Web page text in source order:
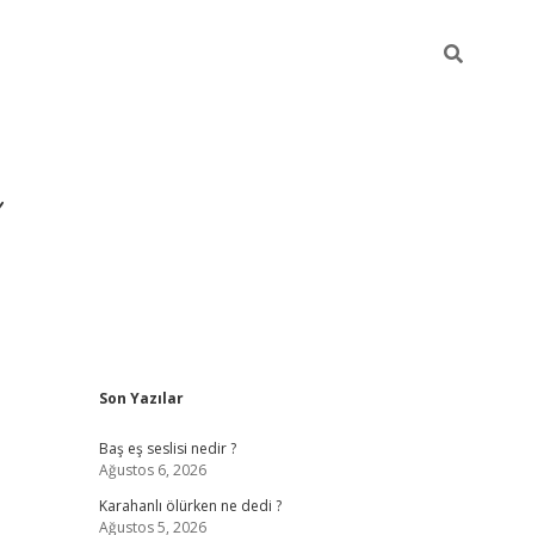
Sidebar
Son Yazılar
Baş eş seslisi nedir ?
Ağustos 6, 2026
Karahanlı ölürken ne dedi ?
Ağustos 5, 2026